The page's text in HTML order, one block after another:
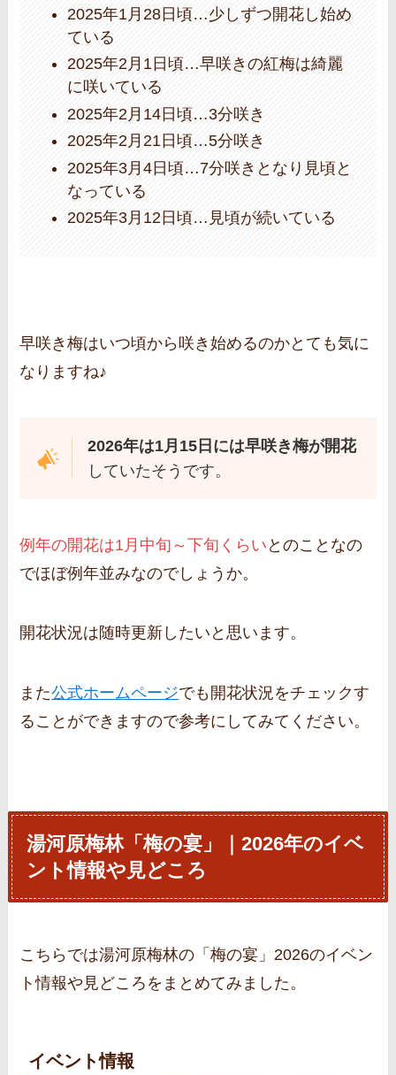
2025年1月28日頃…少しずつ開花し始め
ている
2025年2月1日頃…早咲きの紅梅は綺麗
に咲いている
2025年2月14日頃…3分咲き
2025年2月21日頃…5分咲き
2025年3月4日頃…7分咲きとなり見頃と
なっている
2025年3月12日頃…見頃が続いている
早咲き梅はいつ頃から咲き始めるのかとても気に
なりますね♪
2026年は1月15日には早咲き梅が開花
していたそうです。
例年の開花は1月中旬～下旬くらい とのことなの
でほぼ例年並みなのでしょうか。
開花状況は随時更新したいと思います。
また公式ホームページでも開花状況をチェックす
ることができますので参考にしてみてください。
湯河原梅林「梅の宴」｜2026年のイベ
ント情報や見どころ
こちらでは湯河原梅林の「梅の宴」2026のイベン
ト情報や見どころをまとめてみました。
イベント情報